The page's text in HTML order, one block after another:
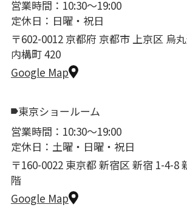
営業時間：10:30〜19:00
定休日：日曜・祝日
〒602-0012 京都府 京都市 上京区 烏
内構町 420
Google Map
東京ショールーム
営業時間：10:30〜19:00
定休日：土曜・日曜・祝日
〒160-0022 東京都 新宿区 新宿 1-4-8
階
Google Map